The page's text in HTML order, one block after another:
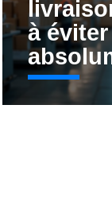
à éviter